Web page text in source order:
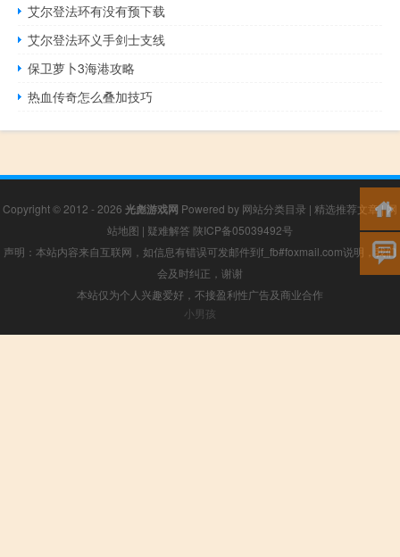
艾尔登法环有没有预下载
艾尔登法环义手剑士支线
保卫萝卜3海港攻略
热血传奇怎么叠加技巧
Copyright © 2012 - 2026 光彪游戏网 Powered by 网站分类目录 | 精选推荐文章|网
站地图 | 疑难解答 陕ICP备05039492号
声明：本站内容来自互联网，如信息有错误可发邮件到f_fb#foxmail.com说明，我们
会及时纠正，谢谢
本站仅为个人兴趣爱好，不接盈利性广告及商业合作
小男孩